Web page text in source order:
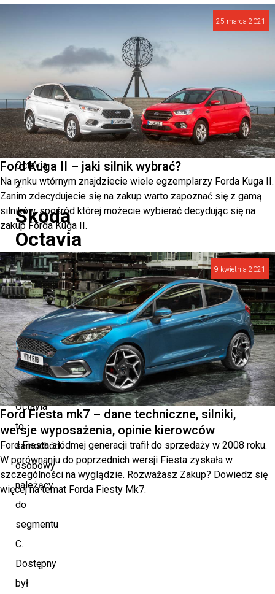
poznać
również
opinie
o
Skodzie
Octavia
2.
Skoda
Octavia
2
–
dane
techniczne
Skoda
Octavia
to
samochód
osobowy
należący
do
segmentu
C.
Dostępny
był
25 marca 2021
Ford Kuga II – jaki silnik wybrać?
Na rynku wtórnym znajdziecie wiele egzemplarzy Forda Kuga II.
Zanim zdecydujecie się na zakup warto zapoznać się z gamą
silników, spośród której możecie wybierać decydując się na
zakup Forda Kuga II.
9 kwietnia 2021
Ford Fiesta mk7 – dane techniczne, silniki,
wersje wyposażenia, opinie kierowców
Ford Fiesta siódmej generacji trafił do sprzedaży w 2008 roku.
W porównaniu do poprzednich wersji Fiesta zyskała w
szczególności na wyglądzie. Rozważasz Zakup? Dowiedz się
więcej na temat Forda Fiesty Mk7.